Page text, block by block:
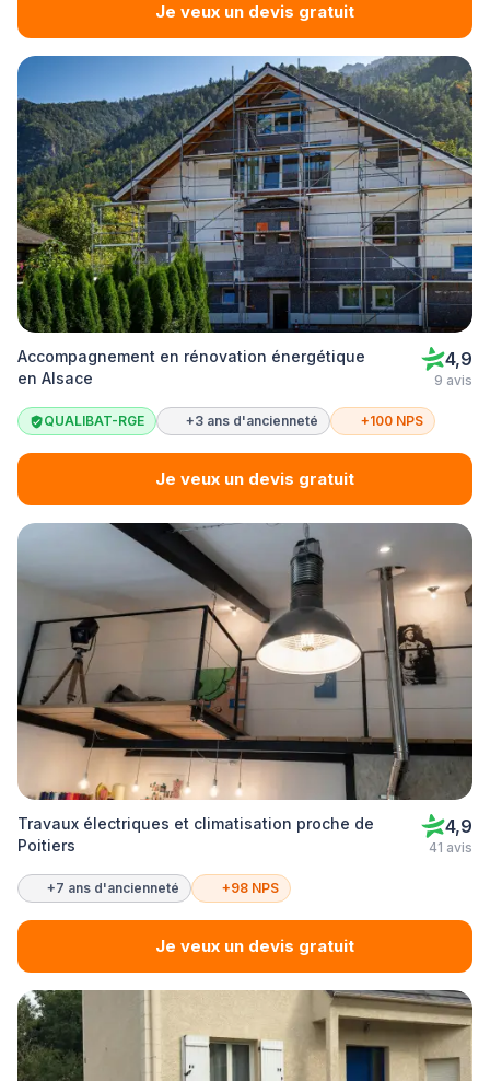
Je veux un devis gratuit
Accompagnement en rénovation énergétique
en Alsace
4,9
9 avis
QUALIBAT-RGE +3 ans d'ancienneté +100 NPS
Je veux un devis gratuit
Travaux électriques et climatisation proche de
Poitiers
4,9
41 avis
+7 ans d'ancienneté +98 NPS
Je veux un devis gratuit